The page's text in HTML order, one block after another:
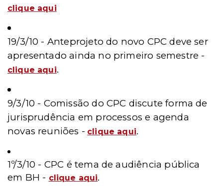
clique aqui
19/3/10 - Anteprojeto do novo CPC deve ser
apresentado ainda no primeiro semestre -
clique aqui.
9/3/10 - Comissão do CPC discute forma de
jurisprudência em processos e agenda
novas reuniões - clique aqui.
1º/3/10 - CPC é tema de audiência pública
em BH - clique aqui.